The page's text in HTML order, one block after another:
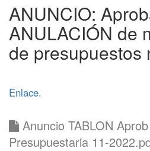
ANUNCIO:
ANULACIÓN de
de presupuestos
Enlace.
Anuncio TABLON
Presupuestaria 11-